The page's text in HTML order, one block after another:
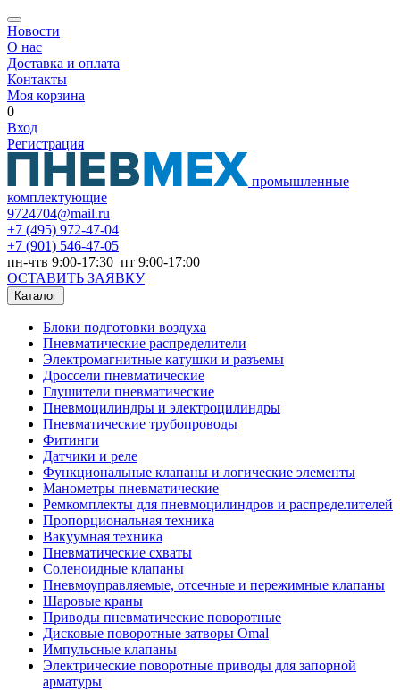
Новости
О нас
Доставка и оплата
Контакты
Моя корзина
0
Вход
Регистрация
промышленные
комплектующие
9724704@mail.ru
+7 (495) 972-47-04
+7 (901) 546-47-05
пн-чтв 9:00-17:30 пт 9:00-17:00
ОСТАВИТЬ ЗАЯВКУ
Каталог
Блоки подготовки воздуха
Пневматические распределители
Электромагнитные катушки и разъемы
Дроссели пневматические
Глушители пневматические
Пневмоцилиндры и электроцилиндры
Пневматические трубопроводы
Фитинги
Датчики и реле
Функциональные клапаны и логические элементы
Манометры пневматические
Ремкомплекты для пневмоцилиндров и распределителей
Пропорциональная техника
Вакуумная техника
Пневматические схваты
Соленоидные клапаны
Пневмоуправляемые, отсечные и пережимные клапаны
Шаровые краны
Приводы пневматические поворотные
Дисковые поворотные затворы Omal
Импульсные клапаны
Электрические поворотные приводы для запорной
арматуры